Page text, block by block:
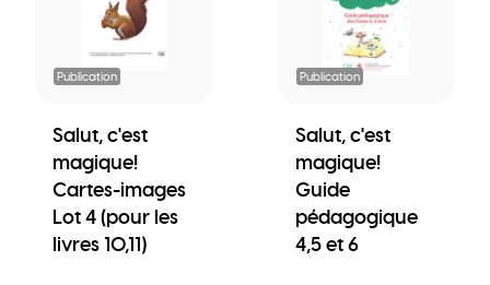
Publication
Salut, c'est
magique!
Cartes-images
Lot 4 (pour les
livres 10,11)
Publication
Salut, c'est
magique!
Guide
pédagogique
4,5 et 6